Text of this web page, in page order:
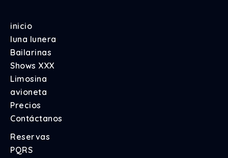
inicio
luna lunera
Bailarinas
Shows XXX
Limosina
avioneta
Precios
Contáctanos
Reservas
PQRS